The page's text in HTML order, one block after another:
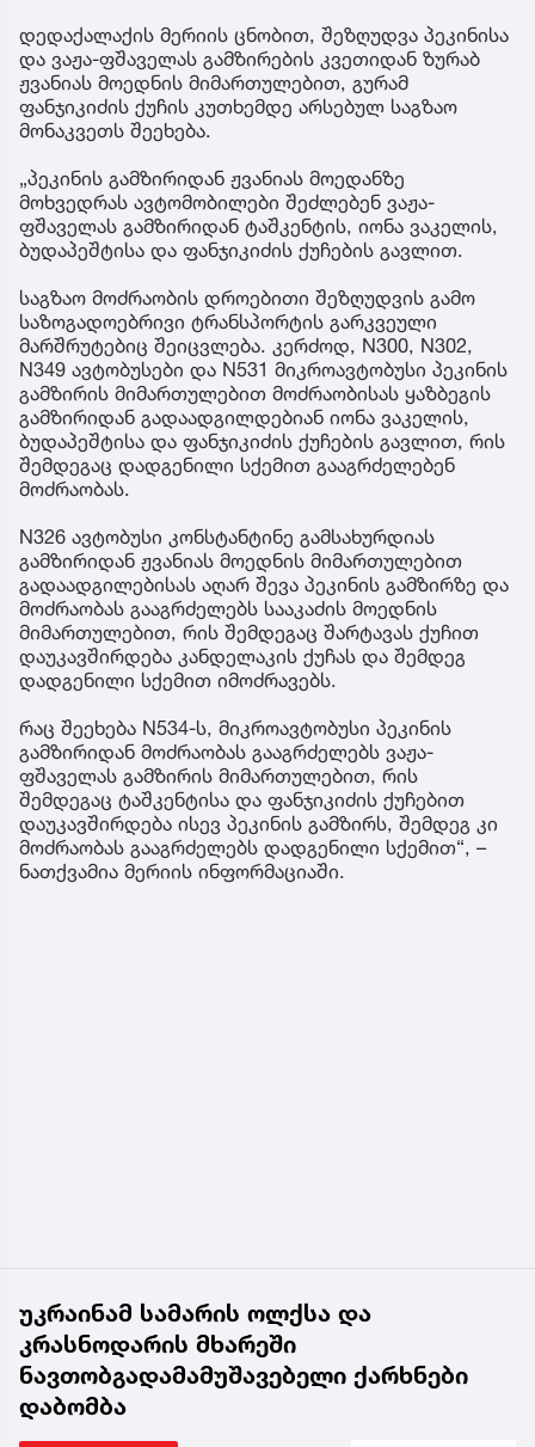
დედაქალაქის მერიის ცნობით, შეზღუდვა პეკინისა
და ვაჟა-ფშაველას გამზირების კვეთიდან ზურაბ
ჟვანიას მოედნის მიმართულებით, გურამ
ფანჯიკიძის ქუჩის კუთხემდე არსებულ საგზაო
მონაკვეთს შეეხება.
„პეკინის გამზირიდან ჟვანიას მოედანზე
მოხვედრას ავტომობილები შეძლებენ ვაჟა-
ფშაველას გამზირიდან ტაშკენტის, იონა ვაკელის,
ბუდაპეშტისა და ფანჯიკიძის ქუჩების გავლით.
საგზაო მოძრაობის დროებითი შეზღუდვის გამო
საზოგადოებრივი ტრანსპორტის გარკვეული
მარშრუტებიც შეიცვლება. კერძოდ, N300, N302,
N349 ავტობუსები და N531 მიკროავტობუსი პეკინის
გამზირის მიმართულებით მოძრაობისას ყაზბეგის
გამზირიდან გადაადგილდებიან იონა ვაკელის,
ბუდაპეშტისა და ფანჯიკიძის ქუჩების გავლით, რის
შემდეგაც დადგენილი სქემით გააგრძელებენ
მოძრაობას.
N326 ავტობუსი კონსტანტინე გამსახურდიას
გამზირიდან ჟვანიას მოედნის მიმართულებით
გადაადგილებისას აღარ შევა პეკინის გამზირზე და
მოძრაობას გააგრძელებს სააკაძის მოედნის
მიმართულებით, რის შემდეგაც შარტავას ქუჩით
დაუკავშირდება კანდელაკის ქუჩას და შემდეგ
დადგენილი სქემით იმოძრავებს.
რაც შეეხება N534-ს, მიკროავტობუსი პეკინის
გამზირიდან მოძრაობას გააგრძელებს ვაჟა-
ფშაველას გამზირის მიმართულებით, რის
შემდეგაც ტაშკენტისა და ფანჯიკიძის ქუჩებით
დაუკავშირდება ისევ პეკინის გამზირს, შემდეგ კი
მოძრაობას გააგრძელებს დადგენილი სქემით“, –
ნათქვამია მერიის ინფორმაციაში.
უკრაინამ სამარის ოლქსა და
კრასნოდარის მხარეში
ნავთობგადამამუშავებელი ქარხნები
დაბომბა